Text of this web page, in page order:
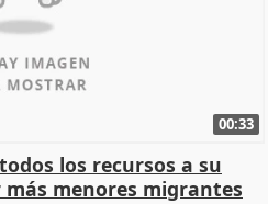
00:33
los recursos a su
menores migrantes